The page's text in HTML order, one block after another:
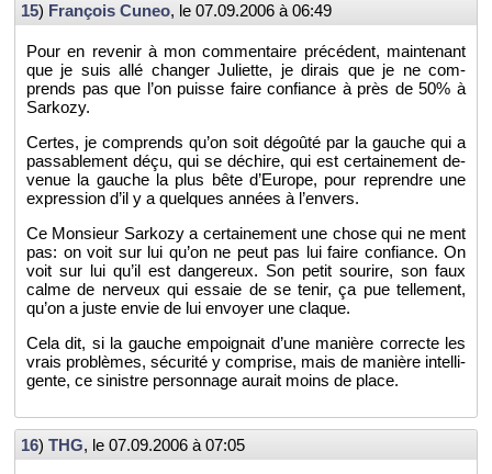
15) Fran­çois Cuneo, le 07.09.2006 à 06:49
Pour en re­ve­nir à mon com­men­taire pré­cé­dent, main­te­nant
que je suis allé chan­ger Ju­liette, je di­rais que je ne com­
prends pas que l’on puisse faire confiance à près de 50% à
Sar­kozy.
Certes, je com­prends qu’on soit dé­goûté par la gauche qui a
pas­sa­ble­ment déçu, qui se dé­chire, qui est cer­tai­ne­ment de­
ve­nue la gauche la plus bête d’Eu­rope, pour re­prendre une
ex­pres­sion d’il y a quelques an­nées à l’en­vers.
Ce Mon­sieur Sar­kozy a cer­tai­ne­ment une chose qui ne ment
pas: on voit sur lui qu’on ne peut pas lui faire confiance. On
voit sur lui qu’il est dan­ge­reux. Son petit sou­rire, son faux
calme de ner­veux qui es­saie de se tenir, ça pue tel­le­ment,
qu’on a juste envie de lui en­voyer une claque.
Cela dit, si la gauche em­poi­gnait d’une ma­nière cor­recte les
vrais pro­blèmes, sé­cu­rité y com­prise, mais de ma­nière in­tel­li­
gente, ce si­nistre per­son­nage au­rait moins de place.
16) THG, le 07.09.2006 à 07:05